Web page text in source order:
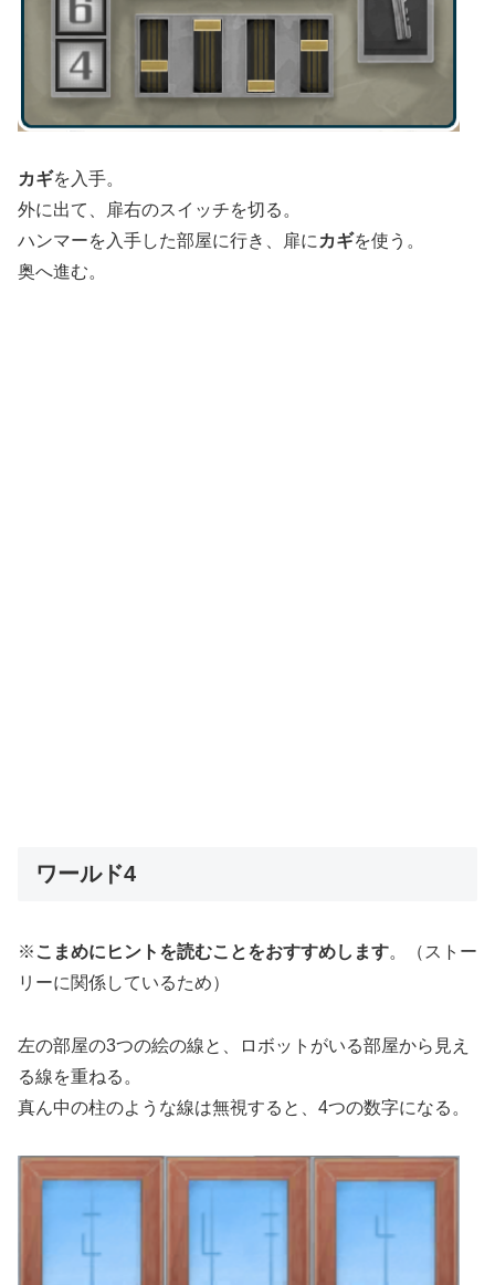
カギを入手。
外に出て、扉右のスイッチを切る。
ハンマーを入手した部屋に行き、扉に カギを使う。
奥へ進む。
ワールド4
※ こまめにヒントを読むことをおすすめします。（ストー
リーに関係しているため）
左の部屋の3つの絵の線と、ロボットがいる部屋から見え
る線を重ねる。
真ん中の柱のような線は無視すると、4つの数字になる。